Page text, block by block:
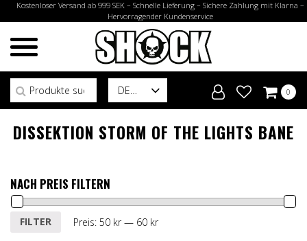
Kostenloser Versand ab 999 SEK – Schnelle Lieferung – Sichere Zahlung mit Klarna –
Hervorragender Kundenservice
DE
Suchen nach:
0
DISSEKTION STORM OF THE LIGHTS BANE
NACH PREIS FILTERN
Min.
Max.
FILTER Preis: 50 kr— 60 kr